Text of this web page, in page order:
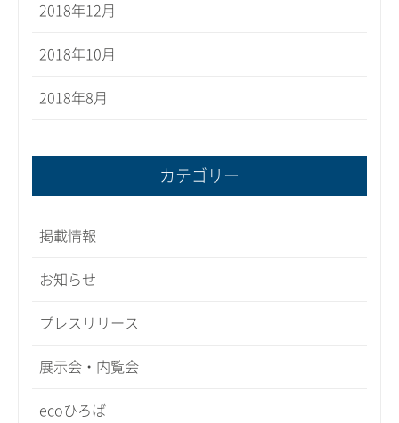
2018年12月
2018年10月
2018年8月
カテゴリー
掲載情報
お知らせ
プレスリリース
展示会・内覧会
ecoひろば